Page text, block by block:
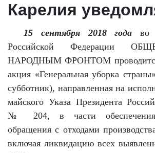
Карелия
15 сентября 2018 года во
Российской Федерации
НАРОДНЫМ ФРОНТОМ проводится
акция «Генеральная уборка
субботник), направленная на
майского Указа Президента
№ 204, в части обеспечения
обращения с отходами
включая ликвидацию всех